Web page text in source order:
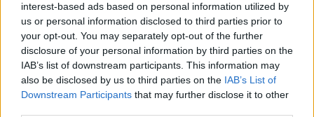
interest-based ads based on personal information utilized by
us or personal information disclosed to third parties prior to
your opt-out. You may separately opt-out of the further
disclosure of your personal information by third parties on the
IAB’s list of downstream participants. This information may
also be disclosed by us to third parties on the IAB’s List of
Downstream Participants that may further disclose it to other
Ja jag var tvungen och läsa på lite om det nu och du har helt rätt
💕 Men som sagt det gick inte och styrka att hon mördades bara
för hon var en sexarbetare. Så ta upp det fallet känns inte så
relevant i våra diskussioner om detta yrke. Något många glömmer
är att när just kvinnor blir utsatta för våld eller blir mördade, är det
oftast av någon i nära relation till offret.
Citera